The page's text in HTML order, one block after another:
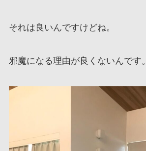
それは良いんですけどね。
邪魔になる理由が良くないんです。